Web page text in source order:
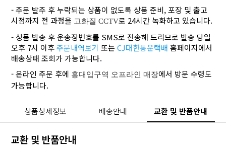
- 주문 발주 후 누락되는 상품이 없도록 상품 준비, 포장 및 출고
시점까지 전 과정을 고화질 CCTV로 24시간 녹화하고 있습니다.
- 상품 발송 후 운송장번호를 SMS로 전송해 드리므로 발송 당일
오후 7시 이후주문내역보기 또는CJ대한통운택배 홈페이지에서
배송상태 조회가 가능합니다.
- 온라인 주문 후에 홍대입구역 오프라인 매장에서 방문 수령도
가능합니다.
상품상세정보 배송안내 교환 및 반품안내
교환 및 반품안내